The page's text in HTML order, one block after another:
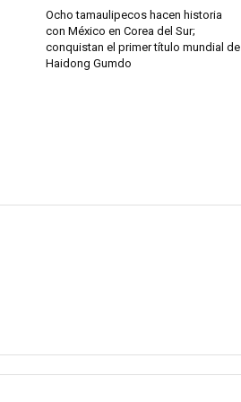
Ocho tamaulipecos hacen historia
con México en Corea del Sur;
conquistan el primer título mundial de
Haidong Gumdo